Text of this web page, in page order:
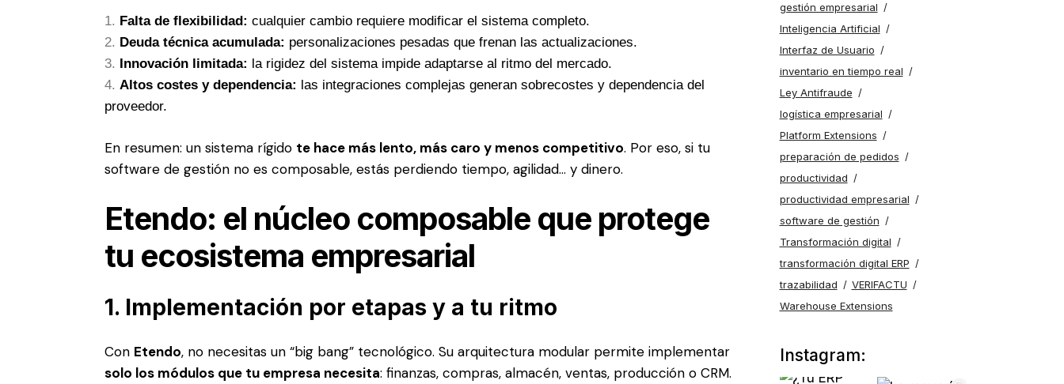
Falta de flexibilidad: cualquier cambio requiere modificar el sistema completo.
Deuda técnica acumulada: personalizaciones pesadas que frenan las actualizaciones.
Innovación limitada: la rigidez del sistema impide adaptarse al ritmo del mercado.
Altos costes y dependencia: las integraciones complejas generan sobrecostes y dependencia del
proveedor.
En resumen: un sistema rígido te hace más lento, más caro y menos competitivo. Por eso, si tu
software de gestión no es composable, estás perdiendo tiempo, agilidad… y dinero.
Etendo: el núcleo composable que protege
tu ecosistema empresarial
1. Implementación por etapas y a tu ritmo
Con Etendo, no necesitas un “big bang” tecnológico. Su arquitectura modular permite implementar
solo los módulos que tu empresa necesita: finanzas, compras, almacén, ventas, producción o CRM.
gestión empresarial
Inteligencia Artificial
Interfaz de Usuario
inventario en tiempo real
Ley Antifraude
logística empresarial
Platform Extensions
preparación de pedidos
productividad
productividad empresarial
software de gestión
Transformación digital
transformación digital ERP
trazabilidad
VERIFACTU
Warehouse Extensions
Instagram: